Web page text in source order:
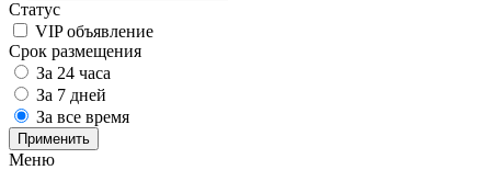
Статус
VIP объявление
Срок размещения
За 24 часа
За 7 дней
За все время
Применить
Меню